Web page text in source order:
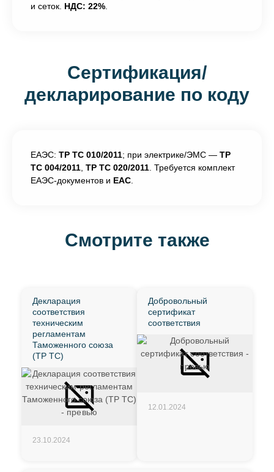
и сеток. НДС: 22%
Сертификация/
декларирование по коду
ЕАЭС: ТР ТС 010/2011; при электрике/ЭМС — ТР
ТС 004/2011 ТР ТС 020/2011 . Требуется комплект
ЕАЭС-документов и ЕАС
Смотрите также
Декларация
соответствия
техническим
регламентам
Таможенного союза
(ТР ТС)
23.10.2024
Добровольный
сертификат
соответствия
12.01.2024